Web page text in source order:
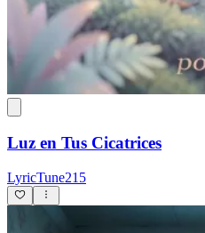
Luz en Tus Cicatrices
LyricTune215